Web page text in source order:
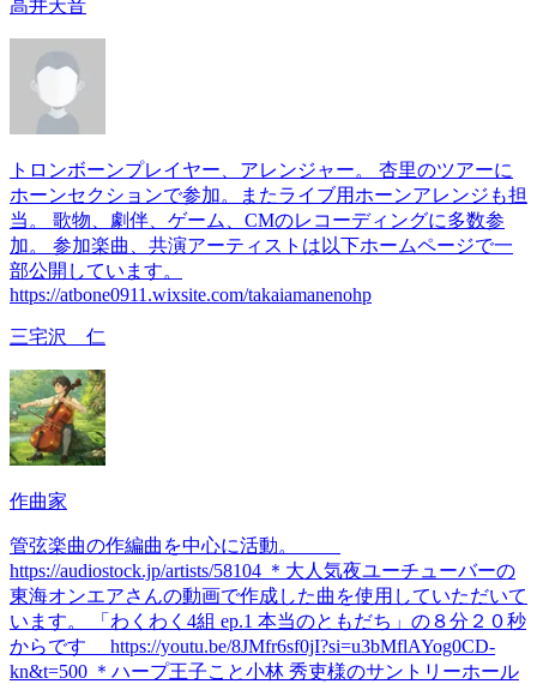
高井天音
トロンボーンプレイヤー、アレンジャー。 杏里のツアーに
ホーンセクションで参加。またライブ用ホーンアレンジも担
当。 歌物、劇伴、ゲーム、CMのレコーディングに多数参
加。 参加楽曲、共演アーティストは以下ホームページで一
部公開しています。
https://atbone0911.wixsite.com/takaiamanenohp
三宅沢 仁
作曲家
管弦楽曲の作編曲を中心に活動。
https://audiostock.jp/artists/58104 ＊大人気夜ユーチューバーの
東海オンエアさんの動画で作成した曲を使用していただいて
います。 「わくわく4組 ep.1 本当のともだち」の８分２０秒
からです https://youtu.be/8JMfr6sf0jI?si=u3bMflAYog0CD-
kn&t=500 ＊ハープ王子こと小林 秀吏様のサントリーホール